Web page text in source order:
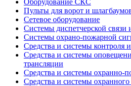
Пульты для ворот и
Сетевое оборудование
Системы диспетчерской связи
Системы охрано-пожарной
Средства и системы контроля
Средства и системы
трансляции
Средства и системы охранно-
Средства и системы охранного